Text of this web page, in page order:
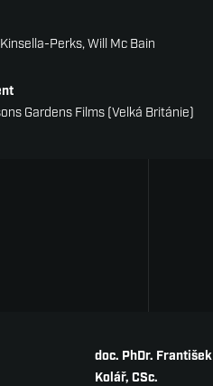
Perks, Will Mc Bain
Gardens Films (Velká Británie)
doc. PhDr. František
Kolář, CSc.